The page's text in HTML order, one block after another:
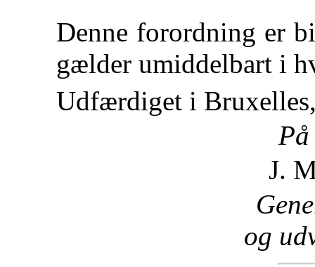
Denne forordning er
gælder umiddelbart i
Udfærdiget i
På
J.
og